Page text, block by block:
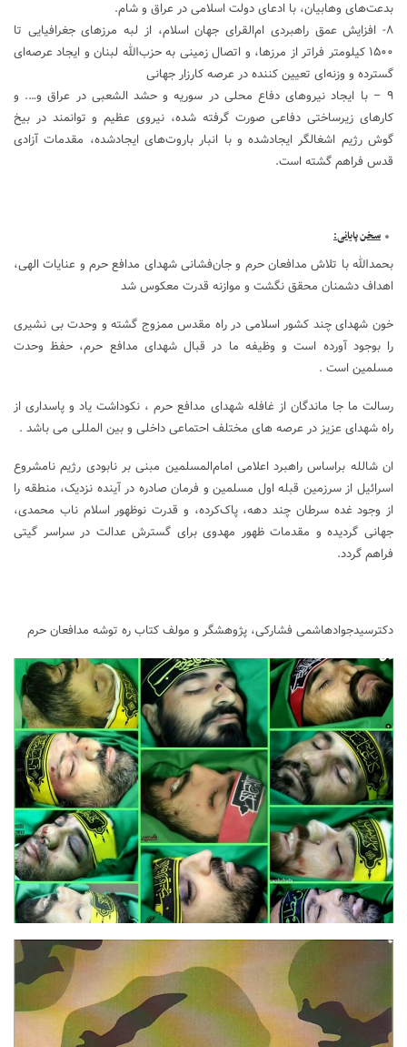
بدعت‌های وهابیان، با ادعای دولت اسلامی در عراق و شام.
۸- افزایش عمق راهبردی‌ ام‌القرای جهان اسلام، از لبه مرزهای جغرافیایی تا
۱۵۰۰ کیلومتر فراتر از مرزها، و اتصال زمینی به حزب‌الله لبنان و ایجاد عرصه‌ای
گسترده و وزنه‌ای تعیین کننده در عرصه کارزار جهانی
۹ – با ایجاد نیروهای دفاع محلی در سوریه و حشد الشعبی در عراق و…. و
کارهای زیرساختی دفاعی صورت گرفته شده، نیروی عظیم و توانمند در بیخ
گوش رژیم اشغالگر ایجادشده و با انبار باروت‌های ایجادشده، مقدمات آزادی
قدس فراهم گشته است.
سخن پایانی:
بحمدالله با تلاش مدافعان حرم و جان‌فشانی شهدای مدافع حرم و عنایات الهی،
اهداف دشمنان محقق نگشت و موازنه قدرت معکوس شد
خون شهدای چند کشور اسلامی در راه مقدس ممزوج گشته و وحدت بی نشیری
را بوجود آورده است و وظیفه ما در قبال شهدای مدافع حرم، حفظ وحدت
مسلمین است .
رسالت ما جا ماندگان از غافله شهدای مدافع حرم ، نکوداشت یاد و پاسداری از
راه شهدای عزیز در عرصه های مختلف احتماعی داخلی و بین المللی می باشد .
ان شالله براساس راهبرد اعلامی امام‌المسلمین مبنی بر نابودی رژیم نامشروع
اسرائیل از سرزمین قبله اول مسلمین و فرمان صادره در آینده نزدیک، منطقه را
از وجود غده سرطان چند دهه، پاک‌کرده، و قدرت نوظهور اسلام ناب محمدی،
جهانی گردیده و مقدمات ظهور مهدوی برای گسترش عدالت در سراسر گیتی
فراهم گردد.
دکترسیدجوادهاشمی فشارکی، پژوهشگر و مولف کتاب ره توشه مدافعان حرم